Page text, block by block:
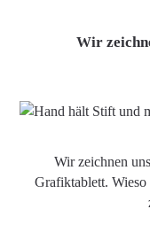
Wir
Wir zeichnen
Grafiktablett.